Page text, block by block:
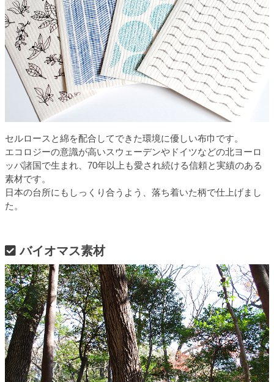
セルロースと綿を配合してできた環境に優しい布巾です。
エコロジーの意識が高いスウェーデンやドイツなどの北ヨーロ
ッパ諸国で生まれ、70年以上も愛され続ける信頼と実績のある
素材です。
日本の台所にもしっくり合うよう、落ち着いた柄で仕上げまし
た。
バイオマス素材